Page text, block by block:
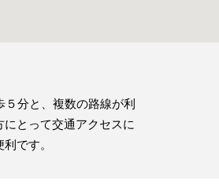
分と、複数の路線が利
とって交通アクセスに
です。